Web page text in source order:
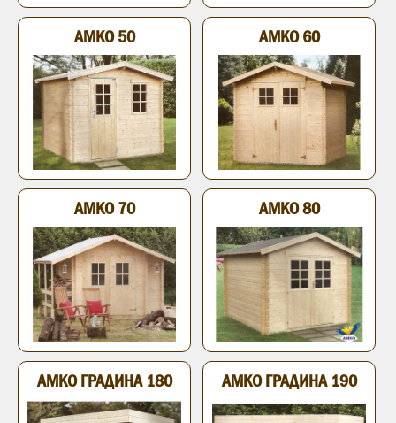
АМКО 50 АМКО 60
АМКО 70 АМКО 80
АМКО ГРАДИНА 180 АМКО ГРАДИНА 190